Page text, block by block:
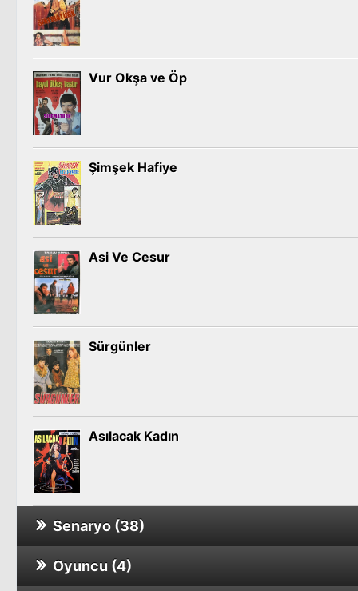
Vur Okşa ve Öp
Şimşek Hafiye
Asi Ve Cesur
Sürgünler
Asılacak Kadın
Senaryo (38)
Belki Yarın
Oyuncu (4)